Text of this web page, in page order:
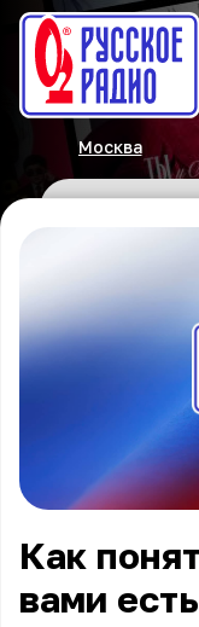
Москва
Как
вами